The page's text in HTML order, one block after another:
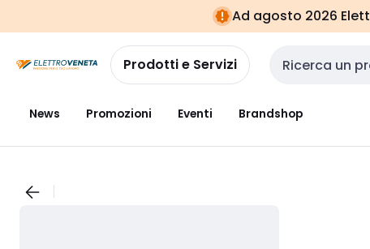
navigazionealla
pagina
Ad agosto 2026
Prodotti e Servizi Cerca input
News Promozioni Eventi Brandshop